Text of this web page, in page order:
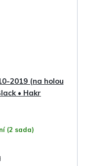
2019 (na holou
• Hakr
(2 sada)